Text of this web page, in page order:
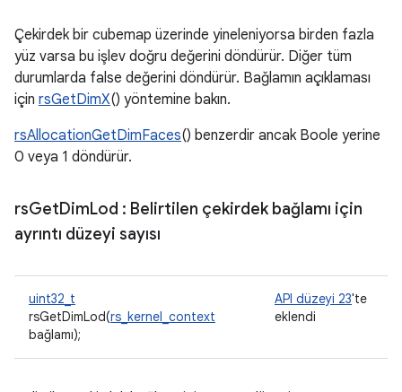
Çekirdek bir cubemap üzerinde yineleniyorsa birden fazla
yüz varsa bu işlev doğru değerini döndürür. Diğer tüm
durumlarda false değerini döndürür. Bağlamın açıklaması
için rsGetDimX() yöntemine bakın.
rsAllocationGetDimFaces() benzerdir ancak Boole yerine
0 veya 1 döndürür.
rsGetDimLod : Belirtilen çekirdek bağlamı için
ayrıntı düzeyi sayısı
uint32_t
rsGetDimLod(rs_kernel_context
bağlamı);
API düzeyi 23'te
eklendi